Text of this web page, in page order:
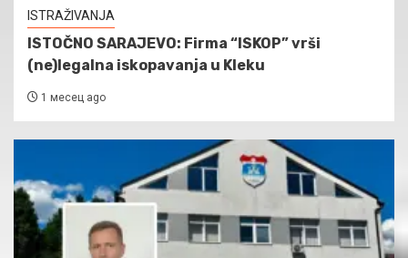
ISTRAŽIVANJA
ISTOČNO SARAJEVO: Firma “ISKOP” vrši
(ne)legalna iskopavanja u Kleku
1 месец ago